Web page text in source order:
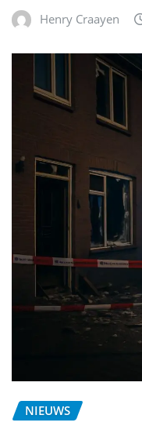
Henry Craayen
NIEUWS